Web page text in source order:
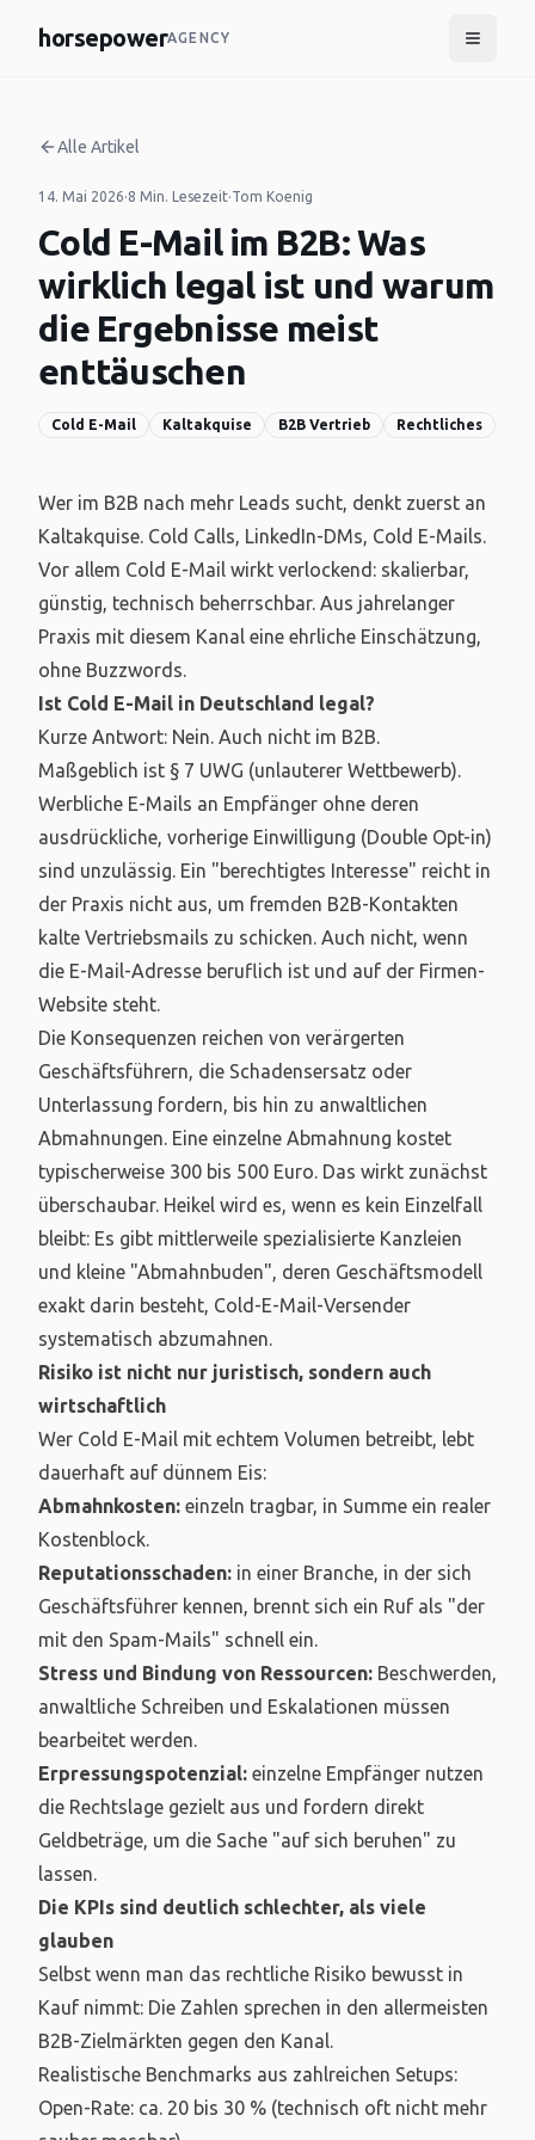
horsepowerAGENCY
Alle Artikel
14. Mai 2026·8 Min. Lesezeit·Tom Koenig
Cold E-Mail im B2B: Was
wirklich legal ist und warum
die Ergebnisse meist
enttäuschen
Cold E-Mail Kaltakquise B2B Vertrieb Rechtliches
Wer im B2B nach mehr Leads sucht, denkt zuerst an
Kaltakquise. Cold Calls, LinkedIn-DMs, Cold E-Mails.
Vor allem Cold E-Mail wirkt verlockend: skalierbar,
günstig, technisch beherrschbar. Aus jahrelanger
Praxis mit diesem Kanal eine ehrliche Einschätzung,
ohne Buzzwords.
Ist Cold E-Mail in Deutschland legal?
Kurze Antwort: Nein. Auch nicht im B2B.
Maßgeblich ist § 7 UWG (unlauterer Wettbewerb).
Werbliche E-Mails an Empfänger ohne deren
ausdrückliche, vorherige Einwilligung (Double Opt-in)
sind unzulässig. Ein "berechtigtes Interesse" reicht in
der Praxis nicht aus, um fremden B2B-Kontakten
kalte Vertriebsmails zu schicken. Auch nicht, wenn
die E-Mail-Adresse beruflich ist und auf der Firmen-
Website steht.
Die Konsequenzen reichen von verärgerten
Geschäftsführern, die Schadensersatz oder
Unterlassung fordern, bis hin zu anwaltlichen
Abmahnungen. Eine einzelne Abmahnung kostet
typischerweise 300 bis 500 Euro. Das wirkt zunächst
überschaubar. Heikel wird es, wenn es kein Einzelfall
bleibt: Es gibt mittlerweile spezialisierte Kanzleien
und kleine "Abmahnbuden", deren Geschäftsmodell
exakt darin besteht, Cold-E-Mail-Versender
systematisch abzumahnen.
Risiko ist nicht nur juristisch, sondern auch
wirtschaftlich
Wer Cold E-Mail mit echtem Volumen betreibt, lebt
dauerhaft auf dünnem Eis:
Abmahnkosten: einzeln tragbar, in Summe ein realer
Kostenblock.
Reputationsschaden: in einer Branche, in der sich
Geschäftsführer kennen, brennt sich ein Ruf als "der
mit den Spam-Mails" schnell ein.
Stress und Bindung von Ressourcen: Beschwerden,
anwaltliche Schreiben und Eskalationen müssen
bearbeitet werden.
Erpressungspotenzial: einzelne Empfänger nutzen
die Rechtslage gezielt aus und fordern direkt
Geldbeträge, um die Sache "auf sich beruhen" zu
lassen.
Die KPIs sind deutlich schlechter, als viele
glauben
Selbst wenn man das rechtliche Risiko bewusst in
Kauf nimmt: Die Zahlen sprechen in den allermeisten
B2B-Zielmärkten gegen den Kanal.
Realistische Benchmarks aus zahlreichen Setups:
Open-Rate: ca. 20 bis 30 % (technisch oft nicht mehr